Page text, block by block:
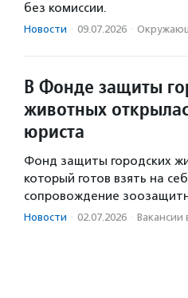
без комиссии.
Новости · 09.07.2026 ·
В Фонде защиты
животных
юриста
Фонд защиты городских
который готов взять на
сопровождение
Новости · 02.07.2026 · Вакансии